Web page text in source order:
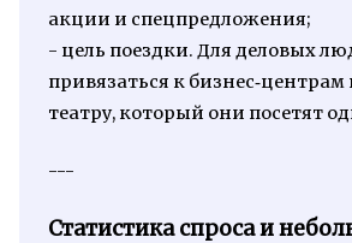
акции и спецпредложения;
- цель поездки. Для деловых
привязаться к бизнес‑центрам
театру, который они посетят
---
Статистика спроса и